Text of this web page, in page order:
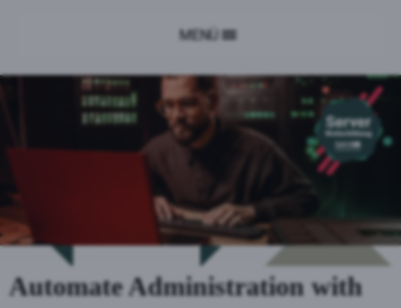
MENÜ
Automate Administration with